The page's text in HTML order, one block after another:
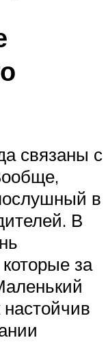
связаны с
в
В
за